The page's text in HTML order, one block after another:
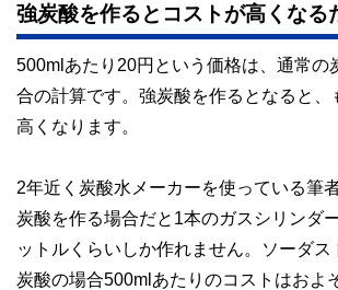
強炭酸を作るとコストが高くなる
500mlあたり20円という価格は、通常の
合の計算です。強炭酸を作るとなると、
高くなります。
2年近く炭酸水メーカーを使っている筆
炭酸を作る場合だと1本のガスシリンダ
ットルくらいしか作れません。ソーダス
炭酸の場合500mlあたりのコストはおよ